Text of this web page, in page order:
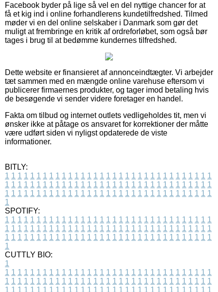
Facebook byder på lige så vel en del nyttige chancer for at
få et kig ind i online forhandlerens kundetilfredshed. Tilmed
møder vi en del online selskaber i Danmark som gør det
muligt at frembringe en kritik af ordreforløbet, som også bør
tages i brug til at bedømme kundernes tilfredshed.
Dette website er finansieret af annonceindtægter. Vi arbejder
tæt sammen med en mængde online varehuse eftersom vi
publicerer firmaernes produkter, og tager imod betaling hvis
de besøgende vi sender videre foretager en handel.
Fakta om tilbud og internet outlets vedligeholdes tit, men vi
ønsker ikke at påtage os ansvaret for korrektioner der måtte
være udført siden vi nyligst opdaterede de viste
informationer.
BITLY:
1 1 1 1 1 1 1 1 1 1 1 1 1 1 1 1 1 1 1 1 1 1 1 1 1 1 1 1 1 1 1 1 1
1 1 1 1 1 1 1 1 1 1 1 1 1 1 1 1 1 1 1 1 1 1 1 1 1 1 1 1 1 1 1 1 1
1 1 1 1 1 1 1 1 1 1 1 1 1 1 1 1 1 1 1 1 1 1 1 1 1 1 1 1 1 1 1 1 1
1
SPOTIFY:
1 1 1 1 1 1 1 1 1 1 1 1 1 1 1 1 1 1 1 1 1 1 1 1 1 1 1 1 1 1 1 1 1
1 1 1 1 1 1 1 1 1 1 1 1 1 1 1 1 1 1 1 1 1 1 1 1 1 1 1 1 1 1 1 1 1
1 1 1 1 1 1 1 1 1 1 1 1 1 1 1 1 1 1 1 1 1 1 1 1 1 1 1 1 1 1 1 1 1
1
CUTTLY BIO:
1
1 1 1 1 1 1 1 1 1 1 1 1 1 1 1 1 1 1 1 1 1 1 1 1 1 1 1 1 1 1 1 1 1
1 1 1 1 1 1 1 1 1 1 1 1 1 1 1 1 1 1 1 1 1 1 1 1 1 1 1 1 1 1 1 1 1
1 1 1 1 1 1 1 1 1 1 1 1 1 1 1 1 1 1 1 1 1 1 1 1 1 1 1 1 1 1 1 1 1